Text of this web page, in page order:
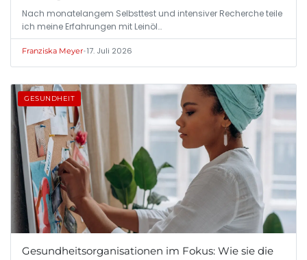
Nach monatelangem Selbsttest und intensiver Recherche teile
ich meine Erfahrungen mit Leinöl…
Franziska Meyer•17. Juli 2026
GESUNDHEIT
Gesundheitsorganisationen im Fokus: Wie sie die